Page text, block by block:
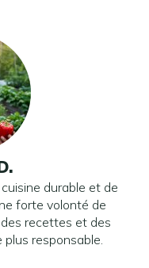
durable et de
forte volonté de
recettes et des
responsable.